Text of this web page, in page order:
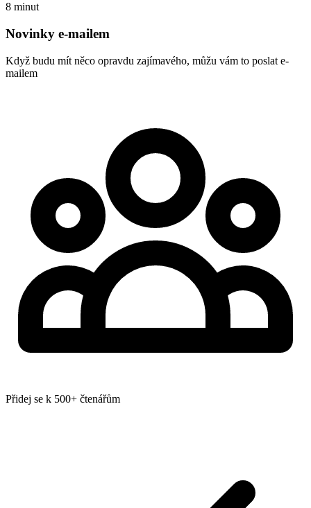
8 minut
Novinky e-mailem
Když budu mít něco opravdu zajímavého, můžu vám to poslat e-
mailem
Přidej se k 500+ čtenářům